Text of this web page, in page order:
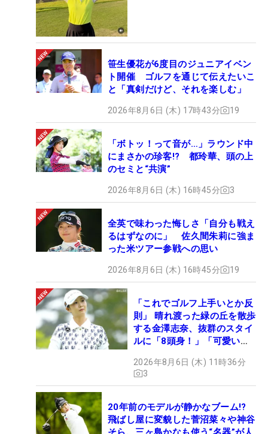
笹生優花が6度目のジュニアイベン
ト開催 ゴルフを通じて伝えたいこ
と「真剣だけど、それを楽しむ」
2026年8月6日 (木) 17時43分 19
「ボトッ！って音が…」ラウンド中
にまさかの珍客!? 都玲華、頭の上
のセミと“共演”
2026年8月6日 (木) 16時45分 3
全英で味わった悔しさ「自分も戦え
るはずなのに」 佐久間朱莉に強ま
った米ツアー参戦への思い
2026年8月6日 (木) 16時45分 19
「これでゴルフ上手いとか反
則」 晴れ渡った緑の丘を散歩
する金澤志奈、抜群のスタイ
ルに「8頭身！」「可愛いに
2026年8月6日 (木) 11時36分
3
20年前のモデルが静かなブーム!?
飛ばし屋に変貌した菅沼菜々や神谷